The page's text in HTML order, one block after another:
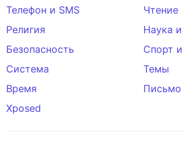
Телефон и SMS
Чтение
Религия
Наука и
Безопасность
Спорт
Система
Темы
Время
Письмо
Xposed